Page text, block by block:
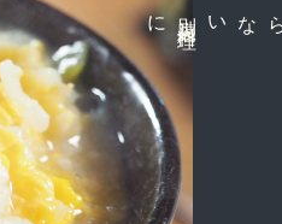
カニ雑炊旨味を味わい尽くす
でも箸が止まらない
別
腹
料
理
に